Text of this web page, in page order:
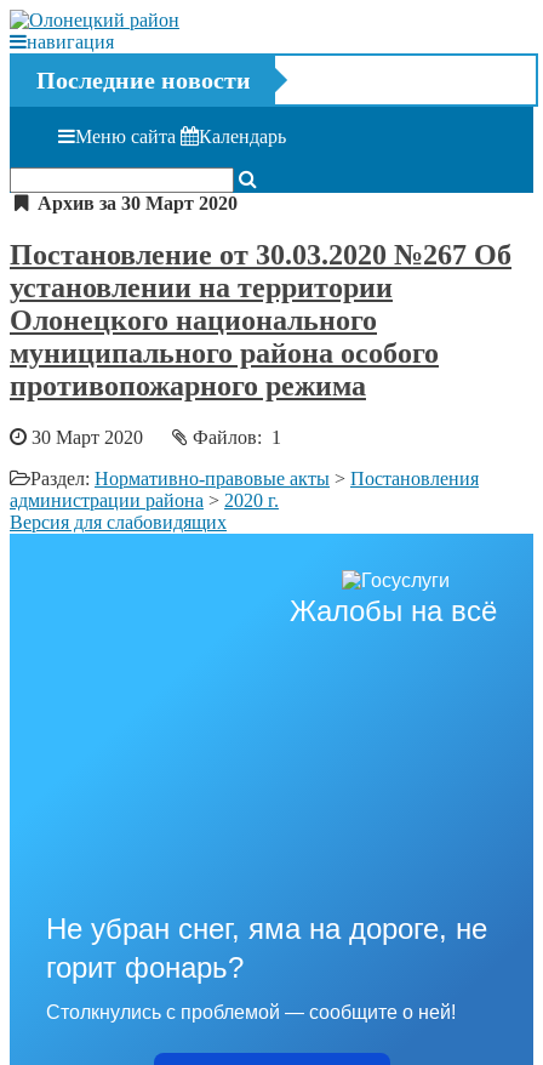
навигация
Последние новости
Меню сайта Календарь
Архив за 30 Март 2020
Постановление от 30.03.2020 №267 Об
установлении на территории
Олонецкого национального
муниципального района особого
противопожарного режима
30 Март 2020
Файлов: 1
Раздел: Нормативно-правовые акты > Постановления
администрации района > 2020 г.
Версия для слабовидящих
Жалобы на всё
Не убран снег, яма на дороге, не
горит фонарь?
Столкнулись с проблемой — сообщите о ней!